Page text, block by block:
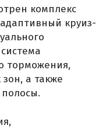
комплекс
адаптивный круиз-
торможения,
а также